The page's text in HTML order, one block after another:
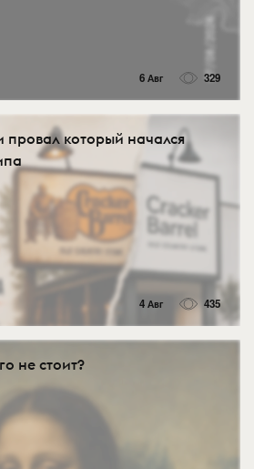
6 Авг 329
провал который начался
4 Авг 435
не стоит?